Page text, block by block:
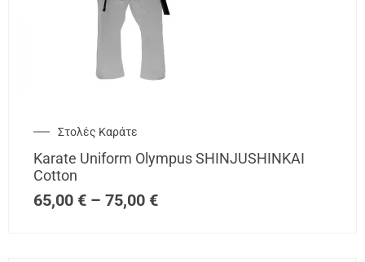
Στολές Καράτε
Karate Uniform Olympus SHINJUSHINKAI
Cotton
65,00 € – 75,00 €